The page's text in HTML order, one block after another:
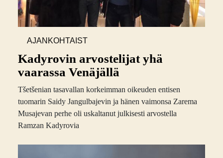
AJANKOHTAIST
Kadyrovin arvostelijat yhä
vaarassa Venäjällä
Tšetšenian tasavallan korkeimman oikeuden entisen
tuomarin Saidy Jangulbajevin ja hänen vaimonsa Zarema
Musajevan perhe oli uskaltanut julkisesti arvostella
Ramzan Kadyrovia